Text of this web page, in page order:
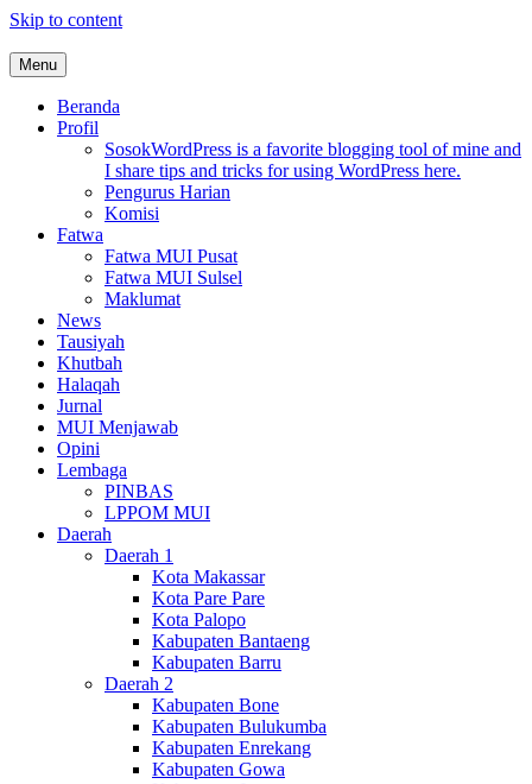
Skip to content
MUI Sulawesi Selatan
Khadimul Ummah wa Shadiqul Hukuuma
Menu
Beranda
Profil
SosokWordPress is a favorite blogging tool of mine and
I share tips and tricks for using WordPress here.
Pengurus Harian
Komisi
Fatwa
Fatwa MUI Pusat
Fatwa MUI Sulsel
Maklumat
News
Tausiyah
Khutbah
Halaqah
Jurnal
MUI Menjawab
Opini
Lembaga
PINBAS
LPPOM MUI
Daerah
Daerah 1
Kota Makassar
Kota Pare Pare
Kota Palopo
Kabupaten Bantaeng
Kabupaten Barru
Daerah 2
Kabupaten Bone
Kabupaten Bulukumba
Kabupaten Enrekang
Kabupaten Gowa